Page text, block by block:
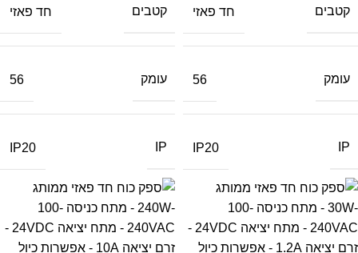
קטבים חד פאזי
עומק 56
IP
IP20
קטבים חד פאזי
עומק 56
IP
IP20